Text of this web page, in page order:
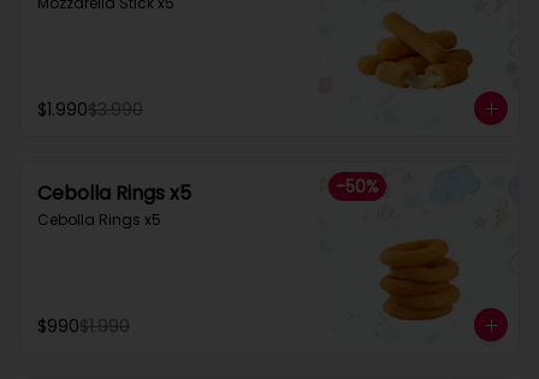
$1.990$3.990
-50%
Cebolla Rings x5
Cebolla Rings x5
$990$1.990